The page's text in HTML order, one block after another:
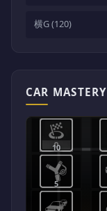
横G (120)
CAR MASTERY
5
10